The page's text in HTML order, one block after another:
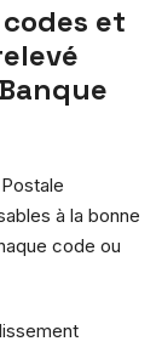
et
à la bonne
code ou